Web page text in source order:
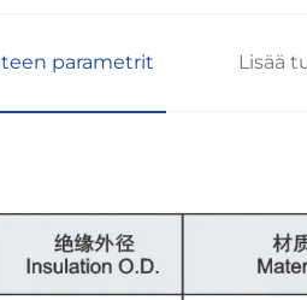
parametrit Lisää